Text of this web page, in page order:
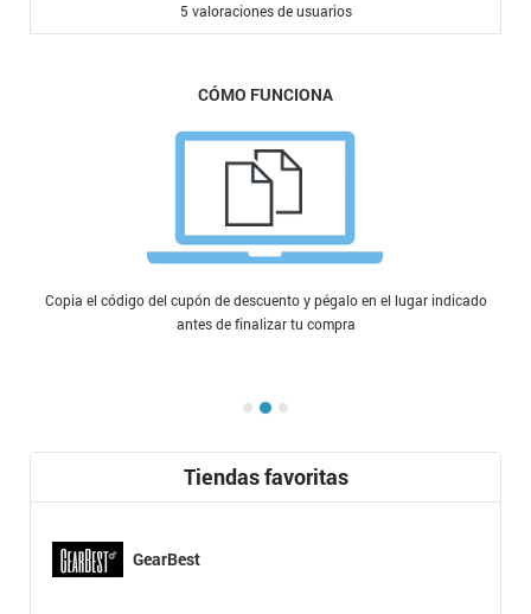
5 valoraciones de usuarios
CÓMO FUNCIONA
Copia el código del cupón de descuento y pégalo en el lugar indicado
antes de finalizar tu compra
Tiendas favoritas
GearBest